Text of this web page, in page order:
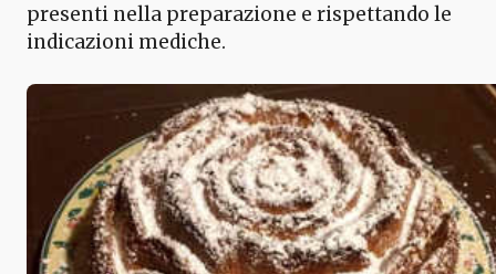
presenti nella preparazione e rispettando le
indicazioni mediche.